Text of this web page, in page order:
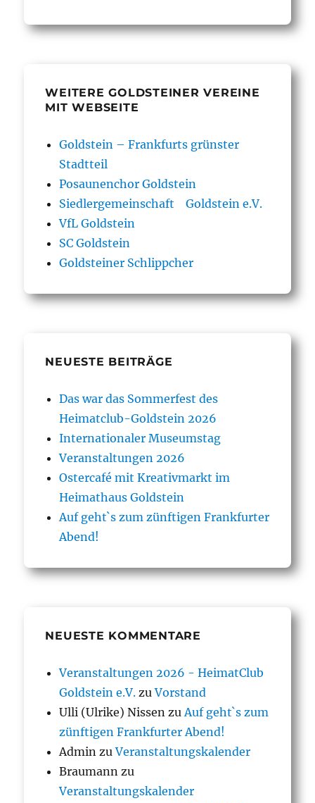
WEITERE GOLDSTEINER VEREINE
MIT WEBSEITE
Goldstein – Frankfurts grünster
Stadtteil
Posaunenchor Goldstein
Siedlergemeinschaft Goldstein e.V.
VfL Goldstein
SC Goldstein
Goldsteiner Schlippcher
NEUESTE BEITRÄGE
Das war das Sommerfest des
Heimatclub-Goldstein 2026
Internationaler Museumstag
Veranstaltungen 2026
Ostercafé mit Kreativmarkt im
Heimathaus Goldstein
Auf geht`s zum zünftigen Frankfurter
Abend!
NEUESTE KOMMENTARE
Veranstaltungen 2026 - HeimatClub
Goldstein e.V. zuVorstand
Ulli (Ulrike) Nissen zuAuf geht`s zum
zünftigen Frankfurter Abend!
Admin zuVeranstaltungskalender
Braumann zu
Veranstaltungskalender